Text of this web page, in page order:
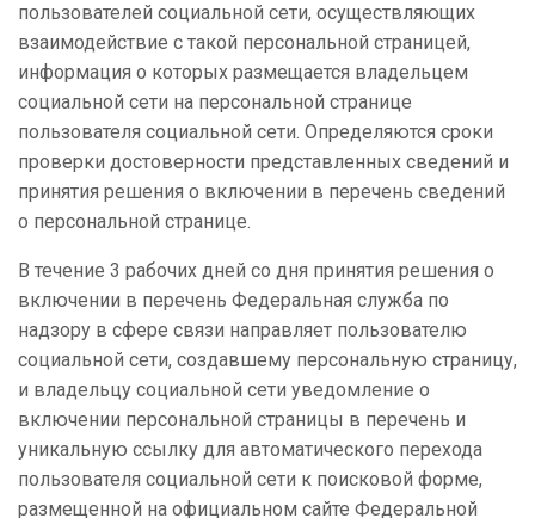
пользователей социальной сети, осуществляющих
взаимодействие с такой персональной страницей,
информация о которых размещается владельцем
социальной сети на персональной странице
пользователя социальной сети. Определяются сроки
проверки достоверности представленных сведений и
принятия решения о включении в перечень сведений
о персональной странице.
В течение 3 рабочих дней со дня принятия решения о
включении в перечень Федеральная служба по
надзору в сфере связи направляет пользователю
социальной сети, создавшему персональную страницу,
и владельцу социальной сети уведомление о
включении персональной страницы в перечень и
уникальную ссылку для автоматического перехода
пользователя социальной сети к поисковой форме,
размещенной на официальном сайте Федеральной